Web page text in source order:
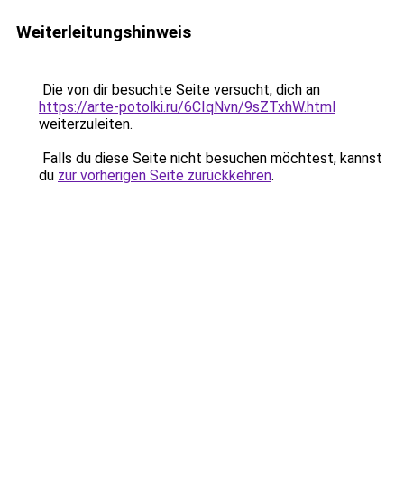
Weiterleitungshinweis
Die von dir besuchte Seite versucht, dich an
https://arte-potolki.ru/6CIqNvn/9sZTxhW.html
weiterzuleiten.
Falls du diese Seite nicht besuchen möchtest, kannst
du zur vorherigen Seite zurückkehren.